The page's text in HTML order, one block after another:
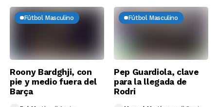
Fútbol Masculino
Roony Bardghji, con
pie y medio fuera del
Barça
Fútbol Masculino
Pep Guardiola, clave
para la llegada de
Rodri